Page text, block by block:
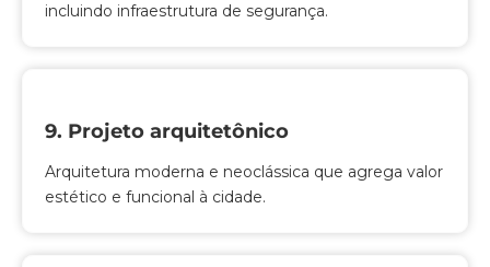
incluindo infraestrutura de segurança.
9. Projeto arquitetônico
Arquitetura moderna e neoclássica que agrega valor
estético e funcional à cidade.